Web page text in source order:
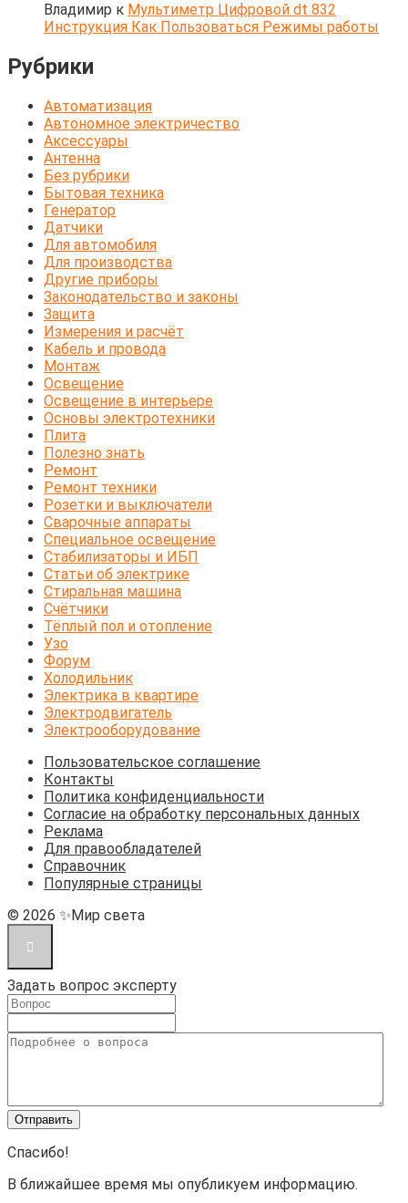
Владимир к Мультиметр Цифровой dt 832
Инструкция Как Пользоваться Режимы работы
Рубрики
Автоматизация
Автономное электричество
Аксессуары
Антенна
Без рубрики
Бытовая техника
Генератор
Датчики
Для автомобиля
Для производства
Другие приборы
Законодательство и законы
Защита
Измерения и расчёт
Кабель и провода
Монтаж
Освещение
Освещение в интерьере
Основы электротехники
Плита
Полезно знать
Ремонт
Ремонт техники
Розетки и выключатели
Сварочные аппараты
Специальное освещение
Стабилизаторы и ИБП
Статьи об электрике
Стиральная машина
Счётчики
Тёплый пол и отопление
Узо
Форум
Холодильник
Электрика в квартире
Электродвигатель
Электрооборудование
Пользовательское соглашение
Контакты
Политика конфиденциальности
Согласие на обработку персональных данных
Реклама
Для правообладателей
Справочник
Популярные страницы
© 2026 ✨Мир света
Задать вопрос эксперту
Спасибо!
В ближайшее время мы опубликуем информацию.